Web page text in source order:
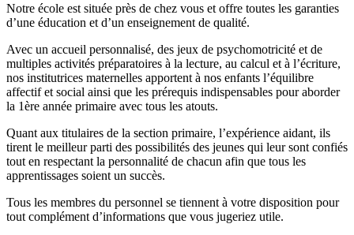
Notre école est située près de chez vous et offre toutes les garanties
d’une éducation et d’un enseignement de qualité.
Avec un accueil personnalisé, des jeux de psychomotricité et de
multiples activités préparatoires à la lecture, au calcul et à l’écriture,
nos institutrices maternelles apportent à nos enfants l’équilibre
affectif et social ainsi que les prérequis indispensables pour aborder
la 1ère année primaire avec tous les atouts.
Quant aux titulaires de la section primaire, l’expérience aidant, ils
tirent le meilleur parti des possibilités des jeunes qui leur sont confiés
tout en respectant la personnalité de chacun afin que tous les
apprentissages soient un succès.
Tous les membres du personnel se tiennent à votre disposition pour
tout complément d’informations que vous jugeriez utile.